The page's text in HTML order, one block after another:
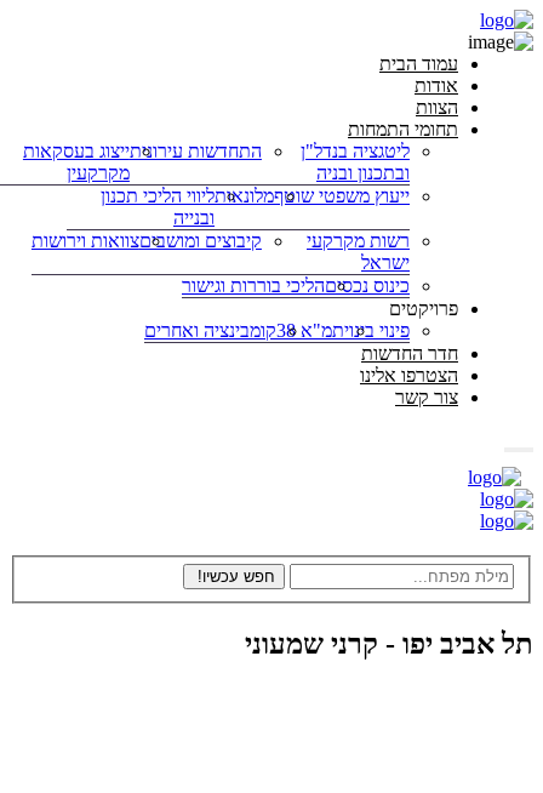
עמוד הבית
אודות
הצוות
תחומי התמחות
ליטגציה בנדל"ן
ובתכנון ובניה
התחדשות עירוניתייצוג בעסקאות
מקרקעין
ייעוץ משפטי שוטףמלונאותליווי הליכי תכנון
ובנייה
רשות מקרקעי
ישראל
קיבוצים ומושביםצוואות וירושות
כינוס נכסיםהליכי בוררות וגישור
פרויקטים
פינוי בינויתמ"א 38
קומבינציה ואחרים
חדר החדשות
הצטרפו אלינו
צור קשר
יפו - קרני שמעוני